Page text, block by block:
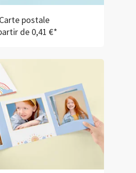
Carte postale
de 0,41 €*